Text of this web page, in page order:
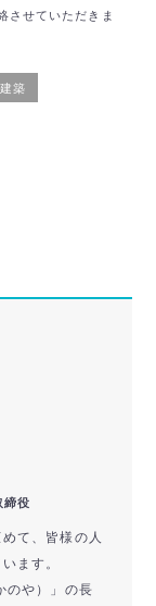
させていただきま
建築
役
て、皆様の人
ます。
や）」の長